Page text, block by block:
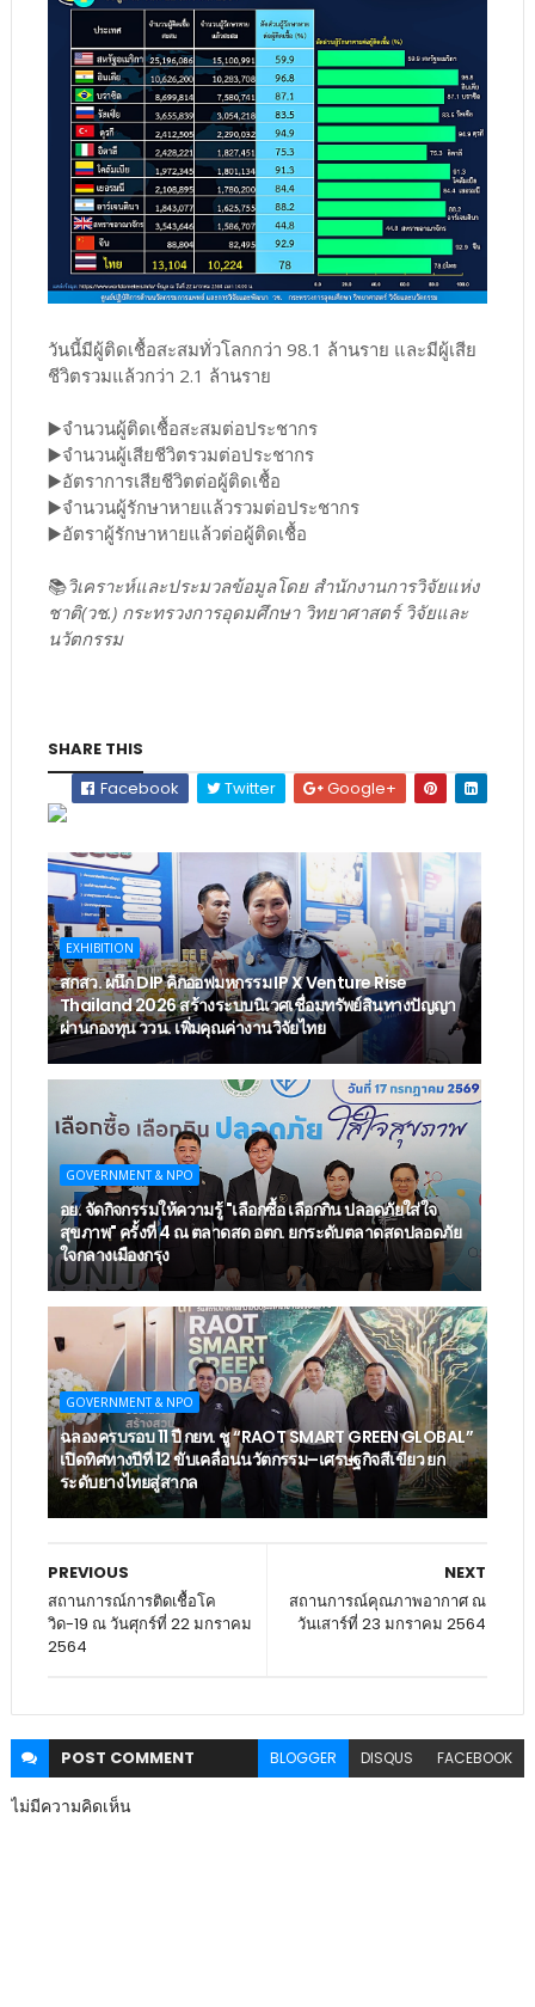
วันนี้มีผู้ติดเชื้อสะสมทั่วโลกกว่า 98.1 ล้านราย และมีผู้เสีย
ชีวิตรวมแล้วกว่า 2.1 ล้านราย
▶️จำนวนผู้ติดเชื้อสะสมต่อประชากร
▶️จำนวนผู้เสียชีวิตรวมต่อประชากร
▶️อัตราการเสียชีวิตต่อผู้ติดเชื้อ
▶️จำนวนผู้รักษาหายแล้วรวมต่อประชากร
▶️อัตราผู้รักษาหายแล้วต่อผู้ติดเชื้อ
📚วิเคราะห์และประมวลข้อมูลโดย สำนักงานการวิจัยแห่ง
ชาติ(วช.) กระทรวงการอุดมศึกษา วิทยาศาสตร์ วิจัยและ
นวัตกรรม
SHARE THIS
Facebook
Twitter Google+
EXHIBITION
สกสว. ผนึก DIP คิกออฟมหกรรม IP X Venture Rise
Thailand 2026 สร้างระบบนิเวศเชื่อมทรัพย์สินทางปัญญา
ผ่านกองทุน ววน. เพิ่มคุณค่างานวิจัยไทย
GOVERNMENT & NPO
อย. จัดกิจกรรมให้ความรู้ "เลือกซื้อ เลือกกิน ปลอดภัยใส่ใจ
สุขภาพ" ครั้งที่ 4 ณ ตลาดสด อตก. ยกระดับตลาดสดปลอดภัย
ใจกลางเมืองกรุง
GOVERNMENT & NPO
ฉลองครบรอบ 11 ปี กยท. ชู “RAOT SMART GREEN GLOBAL”
เปิดทิศทางปีที่ 12 ขับเคลื่อนนวัตกรรม–เศรษฐกิจสีเขียว ยก
ระดับยางไทยสู่สากล
NEXT
สถานการณ์คุณภาพอากาศ ณ
วันเสาร์ที่ 23 มกราคม 2564
PREVIOUS
สถานการณ์การติดเชื้อโค
วิด-19 ณ วันศุกร์ที่ 22 มกราคม
2564
POST COMMENT BLOGGER DISQUS FACEBOOK
ไม่มีความคิดเห็น